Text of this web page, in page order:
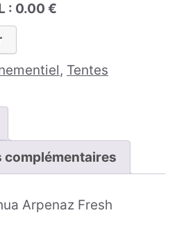
: 0.00 €
, Tentes
complémentaires
Arpenaz Fresh